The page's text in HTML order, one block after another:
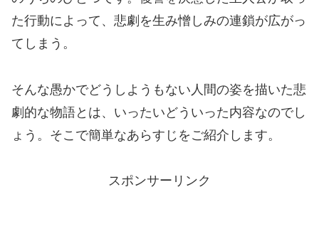
た行動によって、悲劇を生み憎しみの連鎖が広がっ
てしまう。
そんな愚かでどうしようもない人間の姿を描いた悲
劇的な物語とは、いったいどういった内容なのでし
ょう。そこで簡単なあらすじをご紹介します。
スポンサーリンク